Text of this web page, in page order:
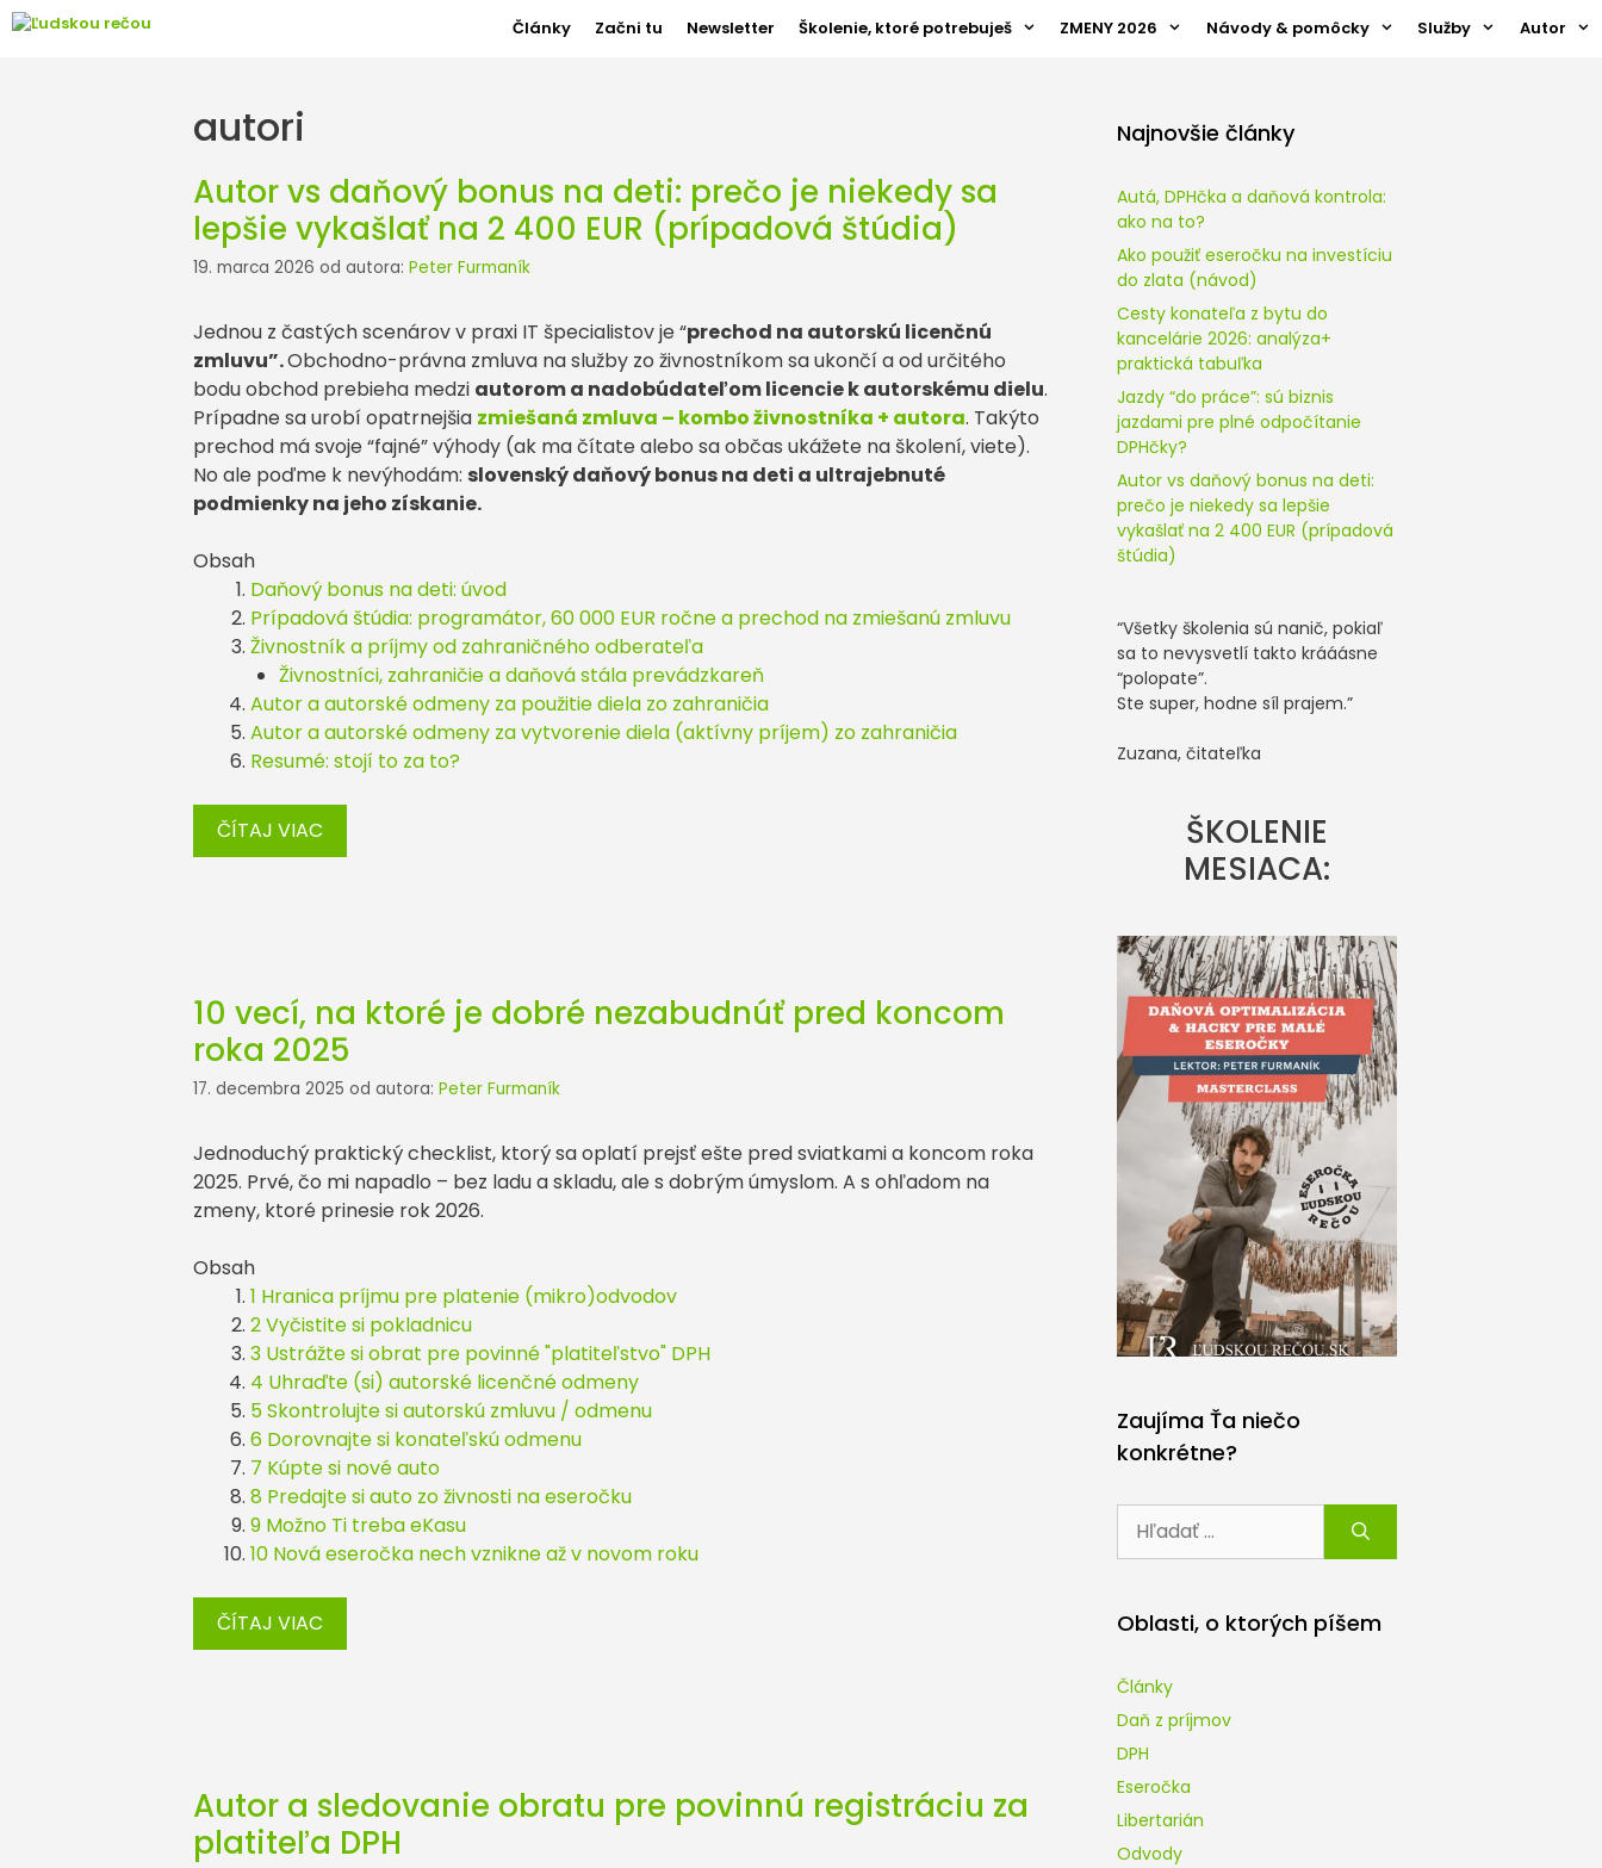
Preskočiť
Články Začni tu Newsletter Školenie, ktoré potrebuješ ZMENY 2026 Návody & pomôcky Služby Autor
autori
Autor vs daňový bonus na deti: prečo je niekedy sa
lepšie vykašlať na 2 400 EUR (prípadová štúdia)
19. marca 2026 od autora: Peter Furmaník
Jednou z častých scenárov v praxi IT špecialistov je “prechod na autorskú licenčnú
zmluvu”.Obchodno-právna zmluva na služby zo živnostníkom sa ukončí a od určitého
bodu obchod prebieha medzi autorom a nadobúdateľom licencie k autorskému dielu.
Prípadne sa urobí opatrnejšia zmiešaná zmluva – kombo živnostníka + autora. Takýto
prechod má svoje “fajné” výhody (ak ma čítate alebo sa občas ukážete na školení, viete).
No ale poďme k nevýhodám: slovenský daňový bonus na deti a ultrajebnuté
podmienky na jeho získanie.
Obsah
Daňový bonus na deti: úvod
Prípadová štúdia: programátor, 60 000 EUR ročne a prechod na zmiešanú zmluvu
Živnostník a príjmy od zahraničného odberateľa
Živnostníci, zahraničie a daňová stála prevádzkareň
Autor a autorské odmeny za použitie diela zo zahraničia
Autor a autorské odmeny za vytvorenie diela (aktívny príjem) zo zahraničia
Resumé: stojí to za to?
ČÍTAJ VIAC
10 vecí, na ktoré je dobré nezabudnúť pred koncom
roka 2025
17. decembra 2025 od autora: Peter Furmaník
Jednoduchý praktický checklist, ktorý sa oplatí prejsť ešte pred sviatkami a koncom roka
2025. Prvé, čo mi napadlo – bez ladu a skladu, ale s dobrým úmyslom. A s ohľadom na
zmeny, ktoré prinesie rok 2026.
Obsah
1 Hranica príjmu pre platenie (mikro)odvodov
2 Vyčistite si pokladnicu
3 Ustrážte si obrat pre povinné "platiteľstvo" DPH
4 Uhraďte (si) autorské licenčné odmeny
5 Skontrolujte si autorskú zmluvu / odmenu
6 Dorovnajte si konateľskú odmenu
7 Kúpte si nové auto
8 Predajte si auto zo živnosti na eseročku
9 Možno Ti treba eKasu
10 Nová eseročka nech vznikne až v novom roku
ČÍTAJ VIAC
Autor a sledovanie obratu pre povinnú registráciu za
platiteľa DPH
Najnovšie články
Autá, DPHčka a daňová kontrola:
ako na to?
Ako použiť eseročku na investíciu
do zlata (návod)
Cesty konateľa z bytu do
kancelárie 2026: analýza+
praktická tabuľka
Jazdy “do práce”: sú biznis
jazdami pre plné odpočítanie
DPHčky?
Autor vs daňový bonus na deti:
prečo je niekedy sa lepšie
vykašlať na 2 400 EUR (prípadová
štúdia)
“Všetky školenia sú nanič, pokiaľ
sa to nevysvetlí takto krááásne
“polopate”.
Ste super, hodne síl prajem.”
Zuzana, čitateľka
ŠKOLENIE
MESIACA:
Zaujíma Ťa niečo
konkrétne?
Oblasti, o ktorých píšem
Články
Daň z príjmov
DPH
Eseročka
Libertarián
Odvody